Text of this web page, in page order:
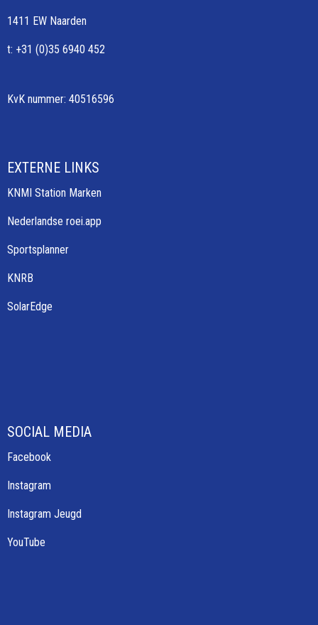
1411 EW Naarden
t: +31 (0)35 6940 452
KvK nummer: 40516596
EXTERNE LINKS
KNMI Station Marken
Nederlandse roei.app
Sportsplanner
KNRB
SolarEdge
SOCIAL MEDIA
Facebook
Instagram
Instagram Jeugd
YouTube